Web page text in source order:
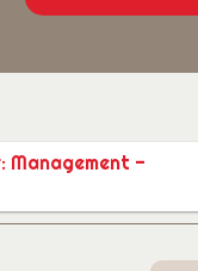
Management -